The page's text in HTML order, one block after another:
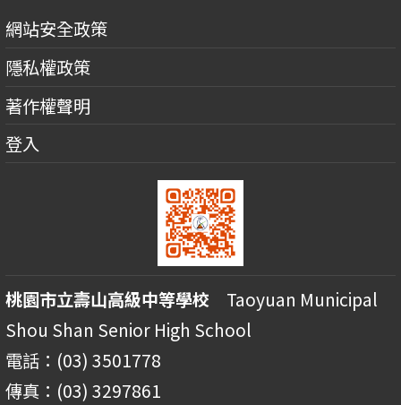
網站安全政策
隱私權政策
著作權聲明
登入
桃園市立壽山高級中等學校 Taoyuan Municipal
Shou Shan Senior High School
電話：(03) 3501778
傳真：(03) 3297861